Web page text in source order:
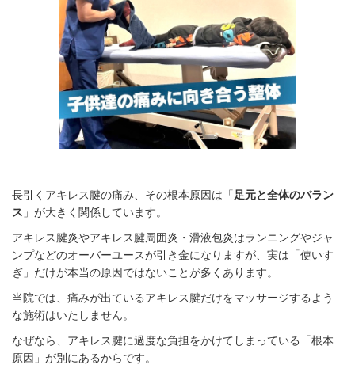
長引くアキレス腱の痛み、その根本原因は「足元と全体のバラン
ス 」が大きく関係しています。
アキレス腱炎やアキレス腱周囲炎・滑液包炎はランニングやジャ
ンプなどのオーバーユースが引き金になりますが、実は「使いす
ぎ」だけが本当の原因ではないことが多くあります。
当院では、痛みが出ているアキレス腱だけをマッサージするよう
な施術はいたしません。
なぜなら、アキレス腱に過度な負担をかけてしまっている「根本
原因」が別にあるからです。